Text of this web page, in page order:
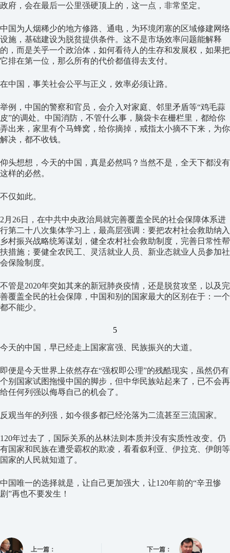
政府，会在最后一公里强硬顶上的，这一点，非常坚定。
中国为人烟稀少的地方修路、通电，为环境闭塞的区域修建网络
设施，基础建设为脱贫提供条件。这不是市场效率问题能解释
的，而是关乎一个政治体，如何看待人的生存和发展权，如果把
它排在第一位，那么所有的代价都值得去支付。
在中国，事关社会公平与正义，效率必须让路。
举例，中国的警察和官员，会介入对家庭、邻里矛盾等“鸡毛蒜
皮”的调处。中国消防，不管什么事，脑袋卡在栅栏里，都给你
弄出来，家里有个马蜂窝，给你摘掉，戒指太小摘不下来，为你
解决，都不收钱。
仰头想想，今天的中国，真是必然吗？当然不是，全天下都没有
这样的必然。
不仅如此。
2月26日，在中共中央政治局就完善覆盖全民的社会保障体系进
行第二十八次集体学习上，最高层强调：要把农村社会救助纳入
乡村振兴战略统筹谋划，健全农村社会救助制度，完善日常性帮
扶措施；要健全农民工、灵活就业人员、新业态就业人员参加社
会保险制度。
不管是2020年突如其来的新冠肺炎疫情，还是脱贫攻坚，以及完
善覆盖全民的社会保障，中国和别的国家最大的区别在于：一个
都不能少。
5
今天的中国，早已经走上国家富强、民族振兴的大道。
即便是今天世界上依然存在“强权即公理”的残酷现实，虽然仍有
个别国家试图拖慢中国的脚步，但中华民族站起来了，已不会再
给任何列强以侮辱自己的机会了。
反观当年的列强，如今很多都已经沦落为二流甚至三流国家。
120年过去了，国际关系的丛林法则本质并没有实质性改变。仍
有国家和民族在遭受霸权的欺凌，看看叙利亚、伊拉克、伊朗等
国家的人民就知道了。
中国唯一的选择就是，让自己更加强大，让120年前的“辛丑惨
剧”再也不要发生！
上一篇： 下一篇：